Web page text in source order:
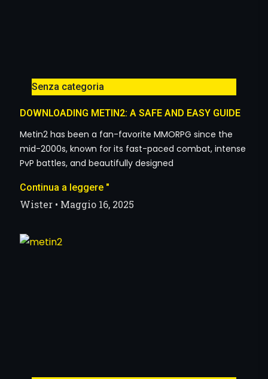
Senza categoria
DOWNLOADING METIN2: A SAFE AND EASY GUIDE
Metin2 has been a fan-favorite MMORPG since the
mid-2000s, known for its fast-paced combat, intense
PvP battles, and beautifully designed
Continua a leggere "
Wister Maggio 16, 2025